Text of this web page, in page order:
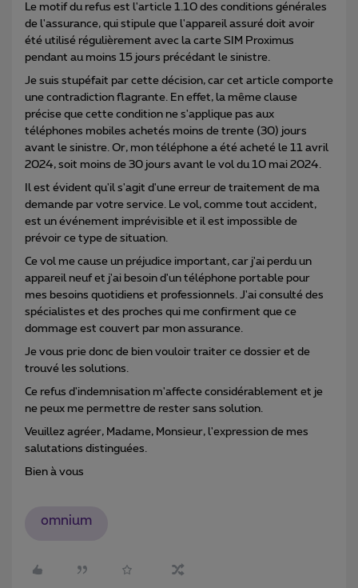
Le motif du refus est l'article 1.10 des conditions générales
de l'assurance, qui stipule que l'appareil assuré doit avoir
été utilisé régulièrement avec la carte SIM Proximus
pendant au moins 15 jours précédant le sinistre.
Je suis stupéfait par cette décision, car cet article comporte
une contradiction flagrante. En effet, la même clause
précise que cette condition ne s'applique pas aux
téléphones mobiles achetés moins de trente (30) jours
avant le sinistre. Or, mon téléphone a été acheté le 11 avril
2024, soit moins de 30 jours avant le vol du 10 mai 2024.
Il est évident qu'il s'agit d'une erreur de traitement de ma
demande par votre service. Le vol, comme tout accident,
est un événement imprévisible et il est impossible de
prévoir ce type de situation.
Ce vol me cause un préjudice important, car j'ai perdu un
appareil neuf et j'ai besoin d'un téléphone portable pour
mes besoins quotidiens et professionnels. J'ai consulté des
spécialistes et des proches qui me confirment que ce
dommage est couvert par mon assurance.
Je vous prie donc de bien vouloir traiter ce dossier et de
trouvé les solutions.
Ce refus d'indemnisation m'affecte considérablement et je
ne peux me permettre de rester sans solution.
Veuillez agréer, Madame, Monsieur, l'expression de mes
salutations distinguées.
Bien à vous
omnium